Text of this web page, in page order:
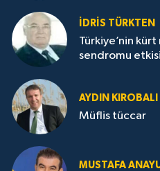
İDRİS TÜRKTEN
Türkiye’nin
sendromu
AYDIN KIROBALI
Müflis tüccar
MUSTAFA